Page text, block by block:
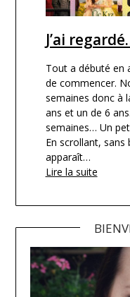
J’ai
Tout a débuté en
de commencer.
semaines donc à
ans et un de 6
semaines… Un
En scrollant,
apparaît…
Lire la suite